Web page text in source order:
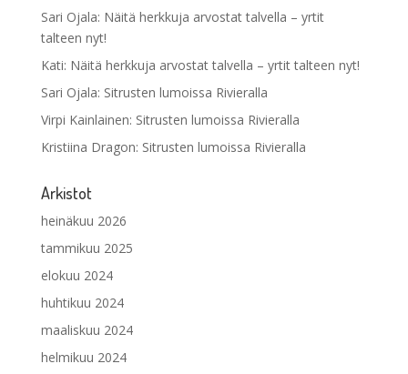
Sari Ojala: Näitä herkkuja arvostat talvella – yrtit
talteen nyt!
Kati: Näitä herkkuja arvostat talvella – yrtit talteen nyt!
Sari Ojala: Sitrusten lumoissa Rivieralla
Virpi Kainlainen: Sitrusten lumoissa Rivieralla
Kristiina Dragon: Sitrusten lumoissa Rivieralla
Arkistot
heinäkuu 2026
tammikuu 2025
elokuu 2024
huhtikuu 2024
maaliskuu 2024
helmikuu 2024